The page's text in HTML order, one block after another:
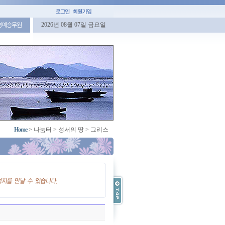
예승무원 2026년 08월 07일 금요일
Home> 나눔터 > 성서의 땅 > 그리스